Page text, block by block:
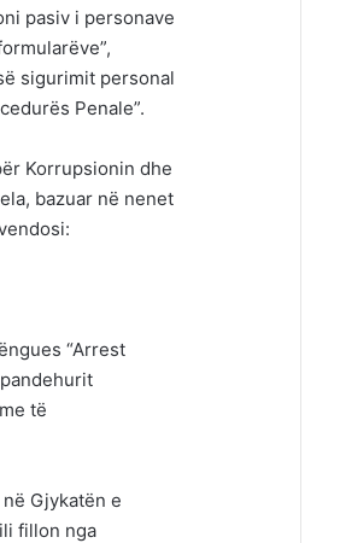
pasiv i personave
sigurimit personal
Penale”.
Korrupsionin dhe
bazuar në nenet
“Arrest
të
Gjykatën e
fillon nga